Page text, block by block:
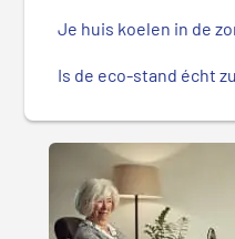
Je huis koelen in de
Is de eco-stand écht